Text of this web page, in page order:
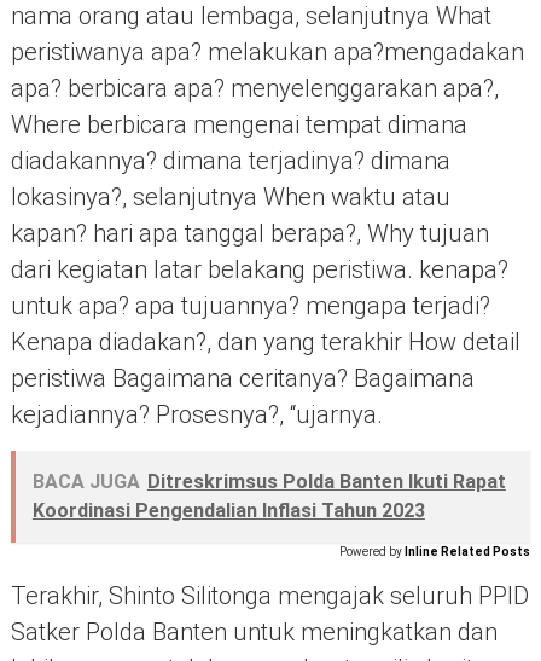
nama orang atau lembaga, selanjutnya What
peristiwanya apa? melakukan apa?mengadakan
apa? berbicara apa? menyelenggarakan apa?,
Where berbicara mengenai tempat dimana
diadakannya? dimana terjadinya? dimana
lokasinya?, selanjutnya When waktu atau
kapan? hari apa tanggal berapa?, Why tujuan
dari kegiatan latar belakang peristiwa. kenapa?
untuk apa? apa tujuannya? mengapa terjadi?
Kenapa diadakan?, dan yang terakhir How detail
peristiwa Bagaimana ceritanya? Bagaimana
kejadiannya? Prosesnya?, “ujarnya.
BACA JUGA Ditreskrimsus Polda Banten Ikuti Rapat
Koordinasi Pengendalian Inflasi Tahun 2023
Powered by Inline Related Posts
Terakhir, Shinto Silitonga mengajak seluruh PPID
Satker Polda Banten untuk meningkatkan dan